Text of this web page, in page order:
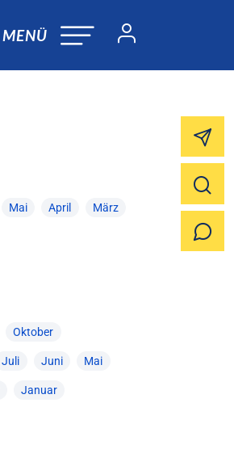
MENÜ
Mai April März
Oktober
Juli Juni Mai
Januar